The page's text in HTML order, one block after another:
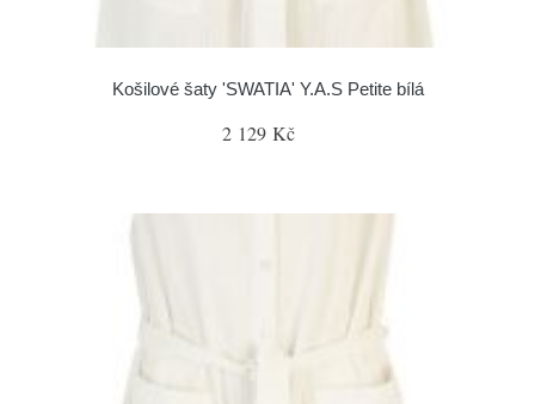
Košilové šaty 'SWATIA' Y.A.S Petite bílá
2 129 Kč